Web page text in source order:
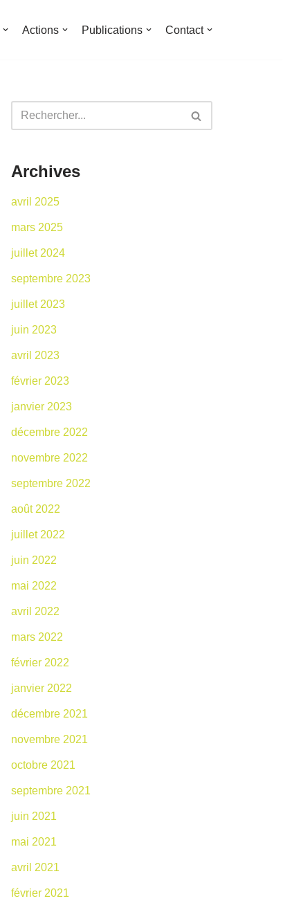
Actions Publications Contact
Archives
avril 2025
mars 2025
juillet 2024
septembre 2023
juillet 2023
juin 2023
avril 2023
février 2023
janvier 2023
décembre 2022
novembre 2022
septembre 2022
août 2022
juillet 2022
juin 2022
mai 2022
avril 2022
mars 2022
février 2022
janvier 2022
décembre 2021
novembre 2021
octobre 2021
septembre 2021
juin 2021
mai 2021
avril 2021
février 2021